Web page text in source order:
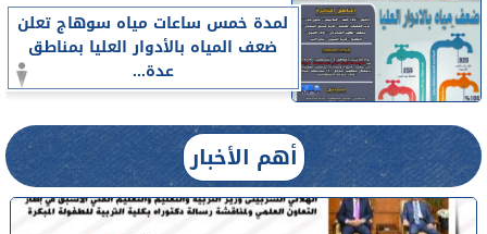
لمدة خمس ساعات مياه سوهاج تعلن
ضعف المياه بالأدوار العليا بمناطق
عدة...
أهم الأخبار